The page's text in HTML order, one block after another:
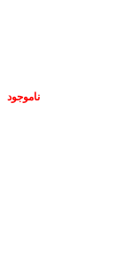
ناموجود